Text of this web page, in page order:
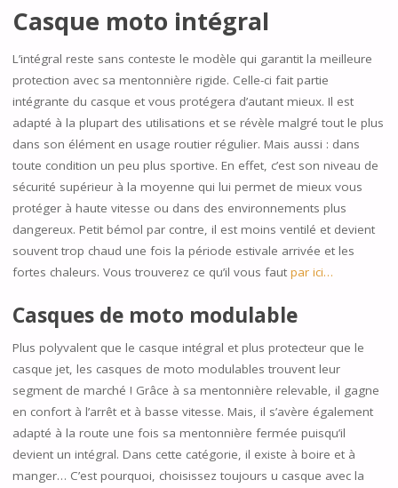
Casque moto intégral
L’intégral reste sans conteste le modèle qui garantit la meilleure
protection avec sa mentonnière rigide. Celle-ci fait partie
intégrante du casque et vous protégera d’autant mieux. Il est
adapté à la plupart des utilisations et se révèle malgré tout le plus
dans son élément en usage routier régulier. Mais aussi : dans
toute condition un peu plus sportive. En effet, c’est son niveau de
sécurité supérieur à la moyenne qui lui permet de mieux vous
protéger à haute vitesse ou dans des environnements plus
dangereux. Petit bémol par contre, il est moins ventilé et devient
souvent trop chaud une fois la période estivale arrivée et les
fortes chaleurs. Vous trouverez ce qu’il vous faut par ici…
Casques de moto modulable
Plus polyvalent que le casque intégral et plus protecteur que le
casque jet, les casques de moto modulables trouvent leur
segment de marché ! Grâce à sa mentonnière relevable, il gagne
en confort à l’arrêt et à basse vitesse. Mais, il s’avère également
adapté à la route une fois sa mentonnière fermée puisqu’il
devient un intégral. Dans cette catégorie, il existe à boire et à
manger… C’est pourquoi, choisissez toujours u casque avec la